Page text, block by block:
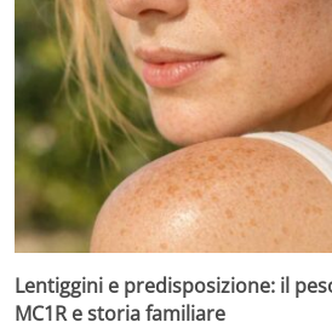
Lentiggini e predisposizione: il
MC1R e storia familiare